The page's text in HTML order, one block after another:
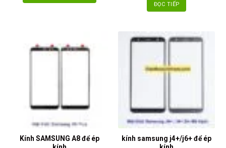
ĐỌC TIẾP
Kính SAMSUNG A8 để ép
kính samsung j4+/j6+ để ép